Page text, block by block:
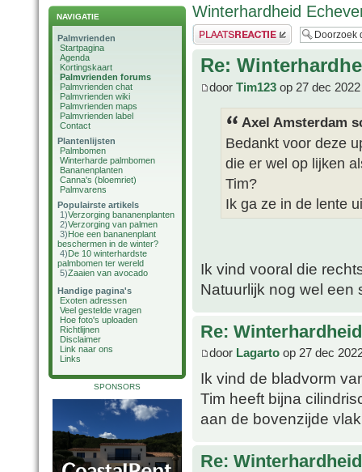
NAVIGATIE
Palmvrienden
Startpagina
Agenda
Kortingskaart
Palmvrienden forums
Palmvrienden chat
Palmvrienden wiki
Palmvrienden maps
Palmvrienden label
Contact
Plantenlijsten
Palmbomen
Winterharde palmbomen
Bananenplanten
Canna's (bloemriet)
Palmvarens
Populairste artikels
1)Verzorging bananenplanten
2)Verzorging van palmen
3)Hoe een bananenplant
beschermen in de winter?
4)De 10 winterhardste
palmbomen ter wereld
5)Zaaien van avocado
Handige pagina's
Exoten adressen
Veel gestelde vragen
Hoe foto's uploaden
Richtlijnen
Disclaimer
Link naar ons
Links
SPONSORS
Winterhardheid
Plaats een reactie
Re:
door Tim123 op 27 dec
Axel Amsterdam
Bedankt voor deze
die er wel op lijken
Tim?
Ik ga ze in de lente
Ik vind vooral die
Natuurlijk nog wel een
Re:
door Lagarto op 27 dec
Ik vind de bladvorm
Tim heeft bijna
aan de bovenzijde
Re: